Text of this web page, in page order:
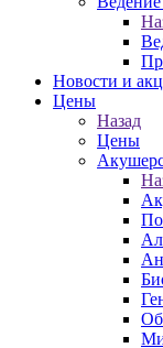
Новости и
Цены
Назад
Цены